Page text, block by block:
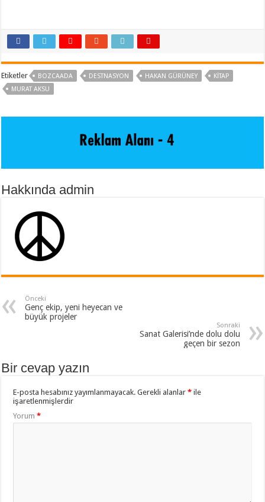
Etiketler BOZCAADA DESTNASYON HAKAN GÜRÜNEY
KITAP
MURAT AKSU
Hakkında admin
Önceki
Genç ekip, yeni heyecan ve
büyük projeler
Sonraki
Sanat Galerisi’nde dolu dolu
geçen bir sezon
Bir cevap yazın
E-posta hesabınız yayımlanmayacak. Gerekli alanlar* ile
işaretlenmişlerdir
Yorum*